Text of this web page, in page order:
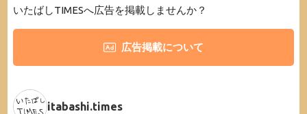
いたばしTIMESへ広告を掲載しませんか？
広告掲載について
itabashi.times